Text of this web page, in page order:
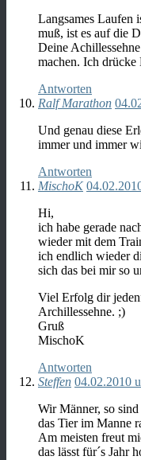
Langsames Laufen
muß, ist es auf die
Deine
machen. Ich
Antworten
Ralf Marathon
Und genau diese
immer und immer
Antworten
MischoK
Hi,
ich habe gerade
wieder mit dem
ich endlich wieder
sich das bei mir so
Viel Erfolg dir
Archillessehne. ;)
Gruß
MischoK
Antworten
Steffen 04.02.2010
Wir Männer, so
das Tier im Manne
Am meisten freut
das lässt für´s Jahr